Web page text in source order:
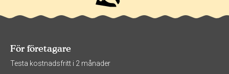
För företagare
Testa kostnadsfritt i 2 månader